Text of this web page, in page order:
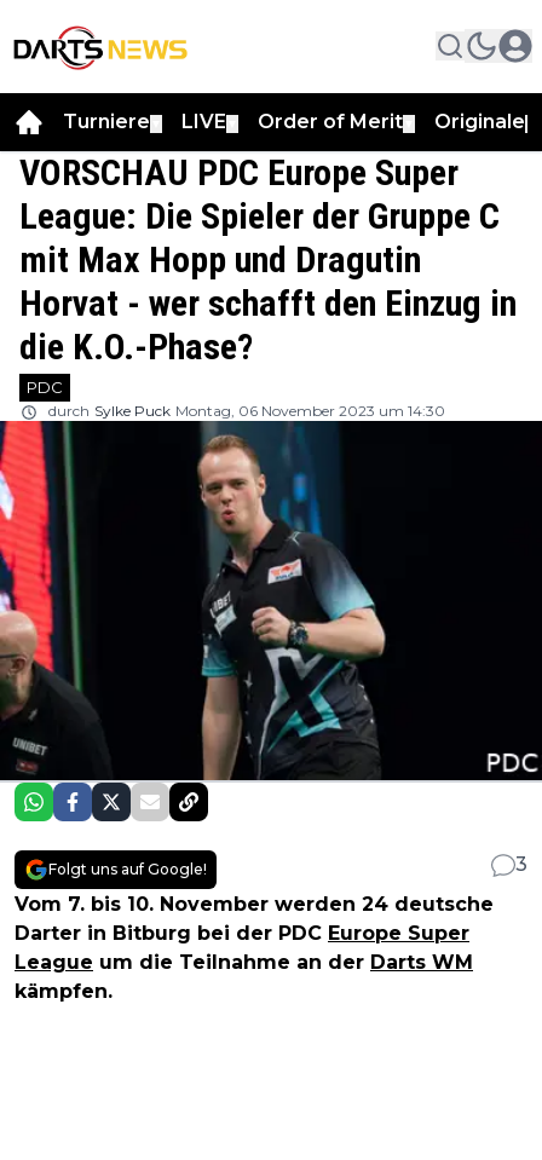
Turniere LIVE Order of Merit Originale
VORSCHAU PDC Europe Super
League: Die Spieler der Gruppe C
mit Max Hopp und Dragutin
Horvat - wer schafft den Einzug in
die K.O.-Phase?
PDC
durch Sylke Puck Montag, 06 November 2023 um 14:30
Folgt uns auf Google!
3
Vom 7. bis 10. November werden 24 deutsche
Darter in Bitburg bei der PDC Europe Super
League um die Teilnahme an der Darts WM
kämpfen.